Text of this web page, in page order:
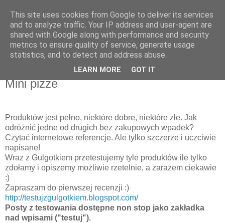
Recenzje na widelcu
Portal kulturalny - książki, recenzje, inspiracje, konkursy.
piątek, 10 maja 2013
Mini pizze
Produktów jest pełno, niektóre dobre, niektóre złe. Jak
odróżnić jedne od drugich bez zakupowych wpadek?
Czytać internetowe referencje. Ale tylko szczerze i uczciwie
napisane!
Wraz z Gulgotkiem przetestujemy tyle produktów ile tylko
zdołamy i opiszemy możliwie rzetelnie, a zarazem ciekawie
:)
Zapraszam do pierwszej recenzji :)
http://testujzgulgotkiem.blogspot.com/
Posty z testowania dostępne non stop jako zakładka
nad wpisami ("testuj").
This site uses cookies from Google to deliver its services
and to analyze traffic. Your IP address and user-agent are
shared with Google along with performance and security
metrics to ensure quality of service, generate usage
statistics, and to detect and address abuse.
LEARN MORE GOT IT